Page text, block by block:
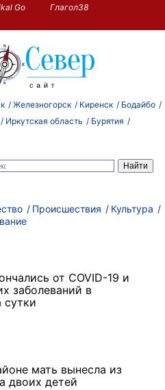
Go
Глагол38
Железногорск Киренск
Бодайбо
Иркутская область
Бурятия
Происшествия
Культура
от COVID-19 и
заболеваний в
сутки
мать вынесла из
двоих детей